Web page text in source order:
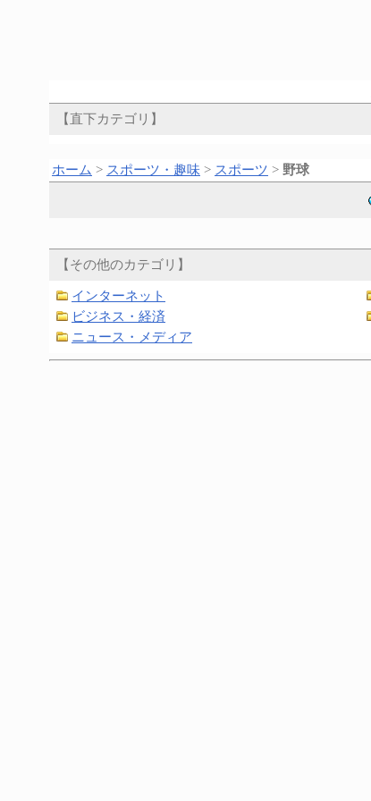
【直下カテゴリ】
ホーム > スポーツ・趣味 > スポーツ > 野球
【その他のカテゴリ】
インターネット
ビジネス・経済
ニュース・メディア